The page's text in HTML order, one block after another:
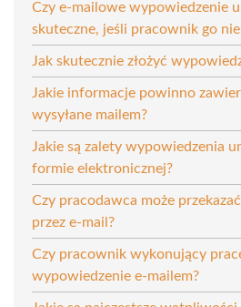
Czy e-mailowe wypowiedzenie
skuteczne, jeśli pracownik go
Jak skutecznie złożyć
Jakie informacje powinno
wysyłane mailem?
Jakie są zalety wypowiedzenia
formie elektronicznej?
Czy pracodawca może
przez e-mail?
Czy pracownik wykonujący
wypowiedzenie e-mailem?